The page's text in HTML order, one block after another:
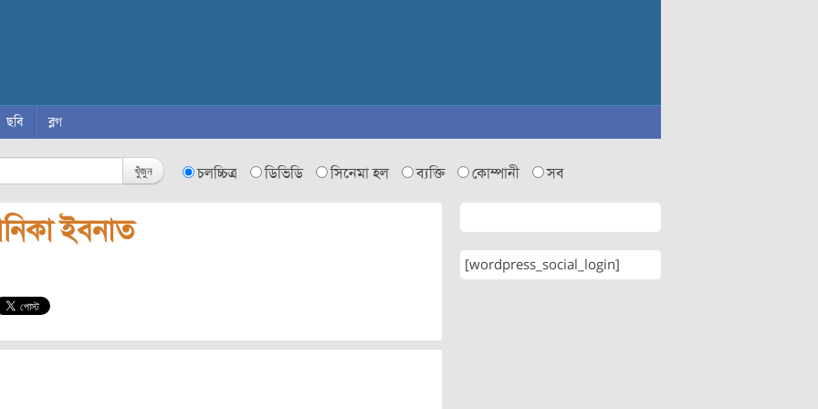
ছবি ব্লগ
খুঁজুন চলচ্চিত্র ডিভিডি সিনেমা হল ব্যক্তি কোম্পানী সব
ইবনাত
[wordpress_social_login]